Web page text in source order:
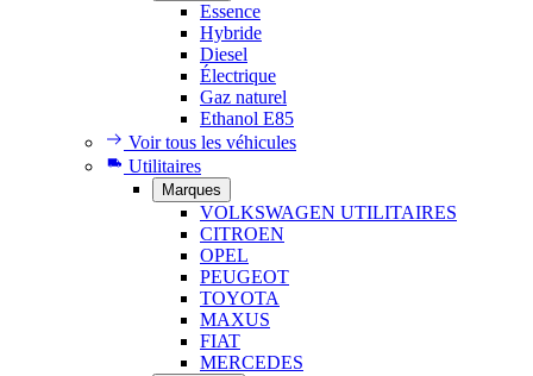
Essence
Hybride
Diesel
Électrique
Gaz naturel
Ethanol E85
Voir tous les véhicules
Utilitaires
Marques
VOLKSWAGEN UTILITAIRES
CITROEN
OPEL
PEUGEOT
TOYOTA
MAXUS
FIAT
MERCEDES